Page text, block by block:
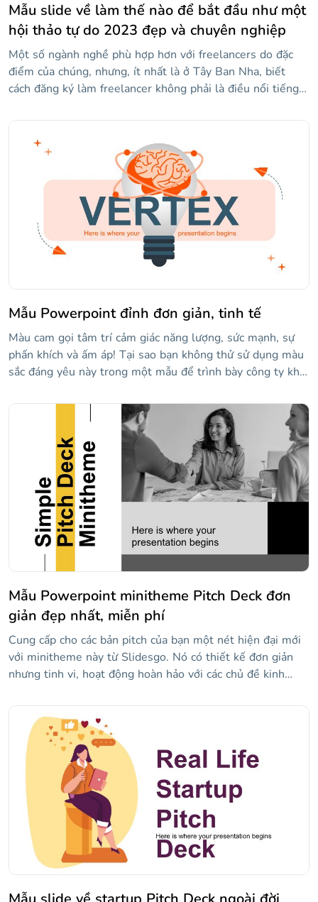
Mẫu slide về làm thế nào để bắt đầu như một
hội thảo tự do 2023 đẹp và chuyên nghiệp
Một số ngành nghề phù hợp hơn với freelancers do đặc
điểm của chúng, nhưng, ít nhất là ở Tây Ban Nha, biết
cách đăng ký làm freelancer không phải là điều nổi tiếng
bắt đầu làm nhân viên tự do có thể lấp đầy khoảng trống
này và cực kỳ hữu ích. Để giúp bạn, chúng tôi đã thiết kế
mẫu này cho trình chiếu. Nó chứa một thiết kế trừu tượng,
với nền tối và hình dạng hình học với độ dốc mang lại sự
Mẫu Powerpoint đỉnh đơn giản, tinh tế
Màu cam gọi tâm trí cảm giác năng lượng, sức mạnh, sự
phấn khích và ấm áp! Tại sao bạn không thử sử dụng màu
sắc đáng yêu này trong một mẫu để trình bày công ty khởi
bày sáng tạo này ngay bây giờ!
Mẫu Powerpoint minitheme Pitch Deck đơn
giản đẹp nhất, miễn phí
Cung cấp cho các bản pitch của bạn một nét hiện đại mới
với minitheme này từ Slidesgo. Nó có thiết kế đơn giản
nhưng tinh vi, hoạt động hoàn hảo với các chủ đề kinh
thể hiện dữ liệu kinh tế: bản đồ, đồ thị, đồ họa thông tin...
Sử dụng mẫu này sẽ giúp chuẩn bị bài phát biểu của bạn
dễ dàng hơn và sẽ khiến bạn trông chuyên nghiệp và
thậm chí bạn có thể chỉnh sửa thiết kế nếu bạn cảm thấy